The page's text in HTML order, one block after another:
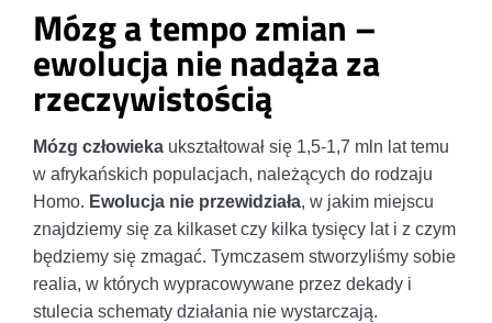
Mózg a tempo zmian –
ewolucja nie nadąża za
rzeczywistością
Mózg człowieka ukształtował się 1,5-1,7 mln lat temu
w afrykańskich populacjach, należących do rodzaju
Homo. Ewolucja nie przewidziała, w jakim miejscu
znajdziemy się za kilkaset czy kilka tysięcy lat i z czym
będziemy się zmagać. Tymczasem stworzyliśmy sobie
realia, w których wypracowywane przez dekady i
stulecia schematy działania nie wystarczają.